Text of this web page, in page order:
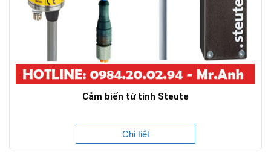
Cảm biến từ tính Steute
Chi tiết